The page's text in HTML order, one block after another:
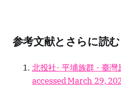
参考文献とさらに読む
北投社- 平埔族群 - 臺
accessed March 29,